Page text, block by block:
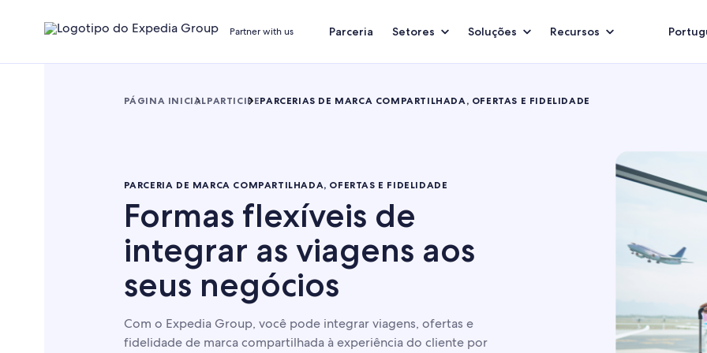
Partner with us Parceria Setores Soluções Recursos
PÁGINA INICIALPARTICIPEPARCERIAS DE MARCA COMPARTILHADA, OFERTAS E FIDELIDADE
PARCERIA DE MARCA COMPARTILHADA, OFERTAS E FIDELIDADE
Formas flexíveis de
integrar as viagens aos
seus negócios
Com o Expedia Group, você pode integrar viagens, ofertas e
fidelidade de marca compartilhada à experiência do cliente por